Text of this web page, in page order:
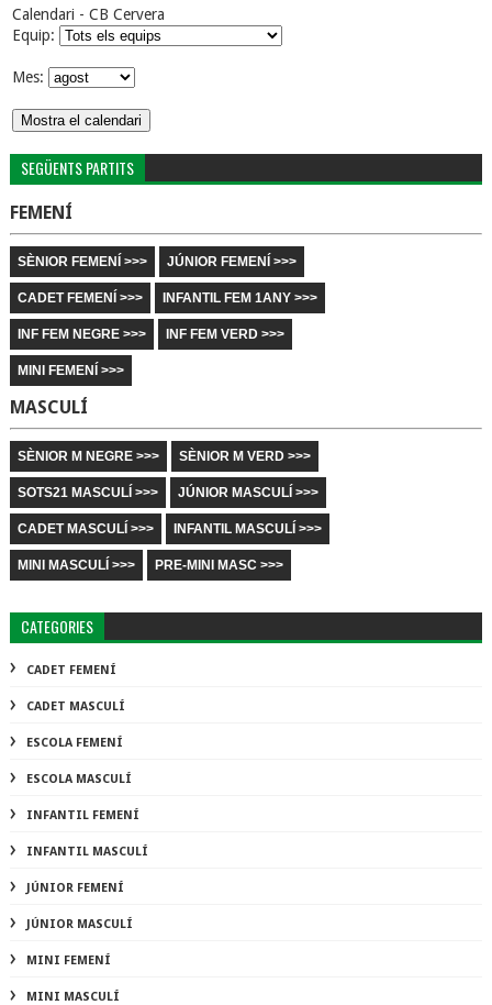
Calendari - CB Cervera
Equip:
Mes:
SEGÜENTS PARTITS
FEMENÍ
SÈNIOR FEMENÍ >>> JÚNIOR FEMENÍ >>>
CADET FEMENÍ >>> INFANTIL FEM 1ANY >>>
INF FEM NEGRE >>> INF FEM VERD >>>
MINI FEMENÍ >>>
MASCULÍ
SÈNIOR M NEGRE >>> SÈNIOR M VERD >>>
SOTS21 MASCULÍ >>> JÚNIOR MASCULÍ >>>
CADET MASCULÍ >>> INFANTIL MASCULÍ >>>
MINI MASCULÍ >>> PRE-MINI MASC >>>
CATEGORIES
CADET FEMENÍ
CADET MASCULÍ
ESCOLA FEMENÍ
ESCOLA MASCULÍ
INFANTIL FEMENÍ
INFANTIL MASCULÍ
JÚNIOR FEMENÍ
JÚNIOR MASCULÍ
MINI FEMENÍ
MINI MASCULÍ